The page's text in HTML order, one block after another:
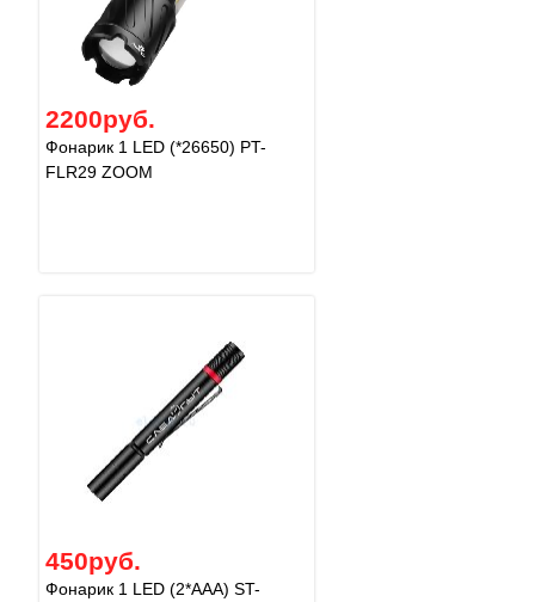
2200руб.
Фонарик 1 LED (*26650) PT-
FLR29 ZOOM
450руб.
Фонарик 1 LED (2*AAA) ST-